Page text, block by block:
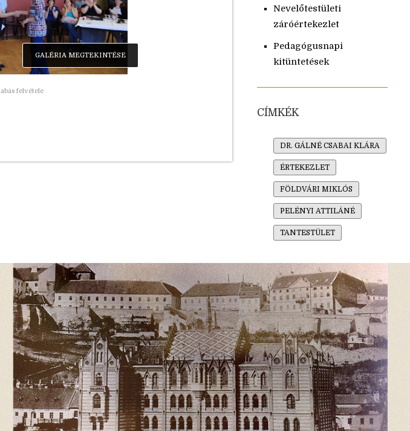
felvétele
GALÉRIA MEGTEKINTÉSE
Nevelőtestületi
záróértekezlet
Pedagógusnapi
kitüntetések
CÍMKÉK
DR. GÁLNÉ CSABAI KLÁRA
ÉRTEKEZLET
FÖLDVÁRI MIKLÓS
PELÉNYI ATTILÁNÉ
TANTESTÜLET